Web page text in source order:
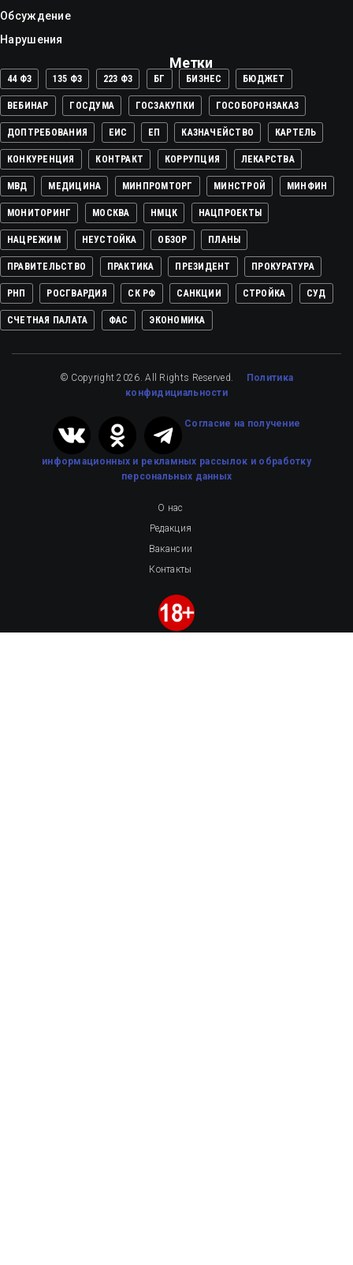
Обсуждение
Нарушения
Метки
44 ФЗ 135 ФЗ 223 ФЗ БГ БИЗНЕС БЮДЖЕТ
ВЕБИНАР ГОСДУМА ГОСЗАКУПКИ ГОСОБОРОНЗАКАЗ
ДОПТРЕБОВАНИЯ ЕИС ЕП КАЗНАЧЕЙСТВО КАРТЕЛЬ
КОНКУРЕНЦИЯ КОНТРАКТ КОРРУПЦИЯ ЛЕКАРСТВА
МВД МЕДИЦИНА МИНПРОМТОРГ МИНСТРОЙ МИНФИН
МОНИТОРИНГ МОСКВА НМЦК НАЦПРОЕКТЫ
НАЦРЕЖИМ НЕУСТОЙКА ОБЗОР ПЛАНЫ
ПРАВИТЕЛЬСТВО ПРАКТИКА ПРЕЗИДЕНТ ПРОКУРАТУРА
РНП РОСГВАРДИЯ СК РФ САНКЦИИ СТРОЙКА СУД
СЧЕТНАЯ ПАЛАТА ФАС ЭКОНОМИКА
© Copyright 2026. All Rights Reserved.
Политика
конфидициальности
Cогласие на получение
информационных и рекламных рассылок и обработку
персональных данных
О нас
Редакция
Вакансии
Контакты